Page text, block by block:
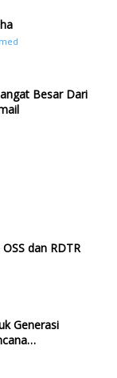
Besar Dari
dan RDTR
Generasi
Tragedi